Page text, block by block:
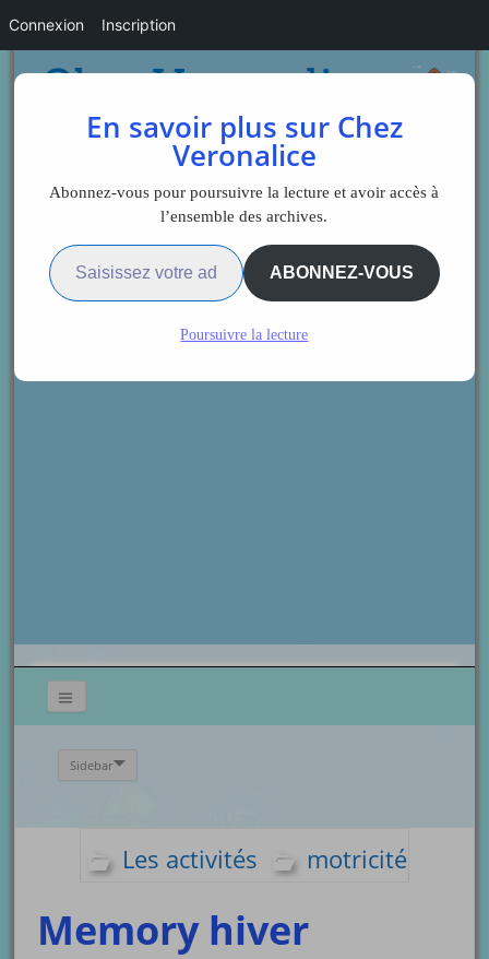
Sidebar
Les activités motricité
Memory hiver
En savoir plus sur Chez
Veronalice
Abonnez-vous pour poursuivre la lecture et avoir accès à
l’ensemble des archives.
Saisissez votre adresse e-mail…
ABONNEZ-VOUS
Poursuivre la lecture
Connexion Inscription